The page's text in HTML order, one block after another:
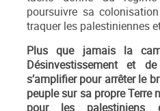
poursuivre sa
traquer les palestiniennes
Plus que jamais la
Désinvestissement et
s’amplifier pour arrêter le
peuple sur sa propre Terre
pour les palestiniens